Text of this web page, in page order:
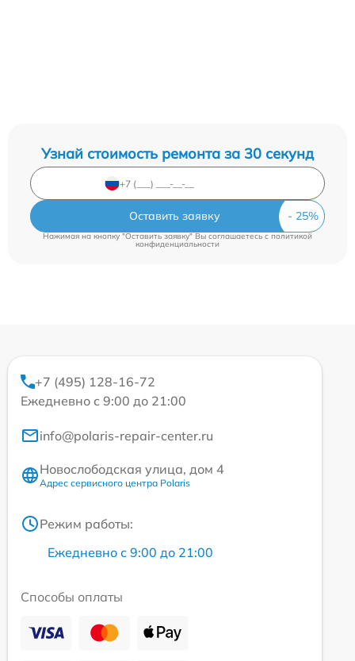
Узнай стоимость ремонта за 30 секунд
Оставить заявку
Нажимая на кнопку "Оставить заявку" Вы соглашаетесь cполитикой
конфиденциальности
+7 (495) 128-16-72
Ежедневно с 9:00 до 21:00
info@polaris-repair-center.ru
Новослободская улица, дом 4
Адрес сервисного центра Polaris
Режим работы:
Ежедневно с 9:00 до 21:00
Способы оплаты